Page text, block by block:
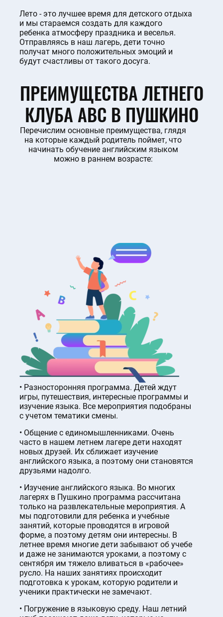
Лето - это лучшее время для детского отдыха
и мы стараемся создать для каждого
ребенка атмосферу праздника и веселья.
Отправляясь в наш лагерь, дети точно
получат много положительных эмоций и
будут счастливы от такого досуга.
ПРЕИМУЩЕСТВА ЛЕТНЕГО
КЛУБА ABC В ПУШКИНО
Перечислим основные преимущества, глядя
на которые каждый родитель поймет, что
начинать обучение английским языком
можно в раннем возрасте:
Разносторонняя программа. Детей ждут
игры, путешествия, интересные программы и
изучение языка. Все мероприятия подобраны
с учетом тематики смены.
Общение с единомышленниками. Очень
часто в нашем летнем лагере дети находят
новых друзей. Их сближает изучение
английского языка, а поэтому они становятся
друзьями надолго.
Изучение английского языка. Во многих
лагерях в Пушкино программа рассчитана
только на развлекательные мероприятия. А
мы подготовили для ребенка и учебные
занятий, которые проводятся в игровой
форме, а поэтому детям они интересны. В
летнее время многие дети забывают об учебе
и даже не занимаются уроками, а поэтому с
сентября им тяжело вливаться в «рабочее»
русло. На наших занятиях происходит
подготовка к урокам, которую родители и
ученики практически не замечают.
Погружение в языковую среду. Наш летний